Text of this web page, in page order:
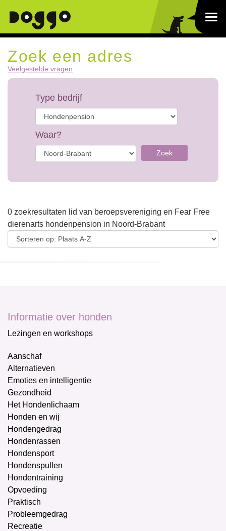
Zoek een adres
Veelgestelde vragen
Type bedrijf
Waar?
Zoek
0 zoekresultaten lid van beroepsvereniging en Fear Free
dierenarts hondenpension in Noord-Brabant
Informatie over honden
Lezingen en workshops
Aanschaf
Alternatieven
Emoties en intelligentie
Gezondheid
Het Hondenlichaam
Honden en wij
Hondengedrag
Hondenrassen
Hondensport
Hondenspullen
Hondentraining
Opvoeding
Praktisch
Probleemgedrag
Recreatie